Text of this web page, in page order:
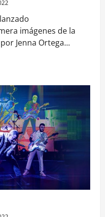
imágenes de la
Jenna Ortega...